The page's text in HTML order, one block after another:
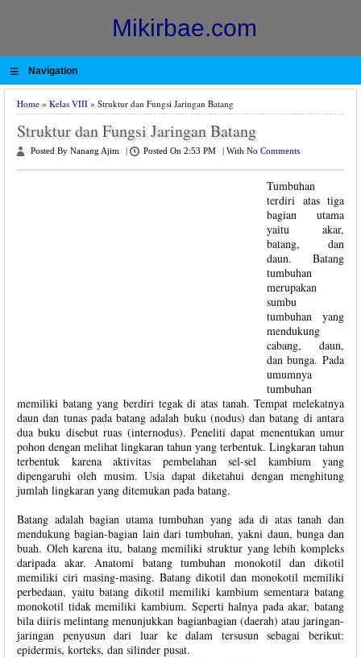
Mikirbae.com
≡ Navigation
Home » Kelas VIII » Struktur dan Fungsi Jaringan Batang
Struktur dan Fungsi Jaringan Batang
Posted By Nanang Ajim Posted On 2:53 PM With No Comments
Tumbuhan
terdiri atas tiga
bagian utama
yaitu akar,
batang, dan
daun. Batang
tumbuhan
merupakan
sumbu
tumbuhan yang
mendukung
cabang, daun,
dan bunga. Pada
umumnya
tumbuhan
memiliki batang yang berdiri tegak di atas tanah. Tempat melekatnya
daun dan tunas pada batang adalah buku (nodus) dan batang di antara
dua buku disebut ruas (internodus). Peneliti dapat menentukan umur
pohon dengan melihat lingkaran tahun yang terbentuk. Lingkaran tahun
terbentuk karena aktivitas pembelahan sel-sel kambium yang
dipengaruhi oleh musim. Usia dapat diketahui dengan menghitung
jumlah lingkaran yang ditemukan pada batang.
Batang adalah bagian utama tumbuhan yang ada di atas tanah dan
mendukung bagian-bagian lain dari tumbuhan, yakni daun, bunga dan
buah. Oleh karena itu, batang memiliki struktur yang lebih kompleks
daripada akar. Anatomi batang tumbuhan monokotil dan dikotil
memiliki ciri masing-masing. Batang dikotil dan monokotil memiliki
perbedaan, yaitu batang dikotil memiliki kambium sementara batang
monokotil tidak memiliki kambium. Seperti halnya pada akar, batang
bila diiris melintang menunjukkan bagianbagian (daerah) atau jaringan-
jaringan penyusun dari luar ke dalam tersusun sebagai berikut:
epidermis, korteks, dan silinder pusat.